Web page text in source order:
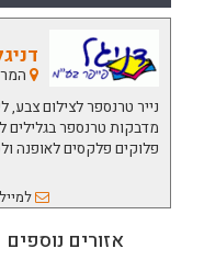
המרכבה
נייר טרנספר לצילום צבע,
מדבקות טרנספר בגלילים
פלוקים פלקסים לאופנה
למייל
אזורים נוספים